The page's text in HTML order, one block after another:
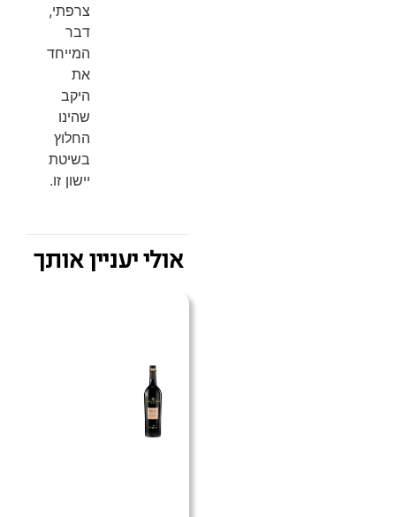
צרפתי,
דבר
המייחד
את
היקב
שהינו
החלוץ
בשיטת
יישון זו.
אולי יעניין אותך